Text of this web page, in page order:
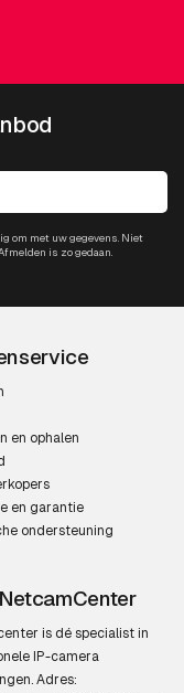
om met uw gegevens. Niet
is zo gedaan.
en ophalen
en garantie
ondersteuning
is dé specialist in
IP-camera
Adres: